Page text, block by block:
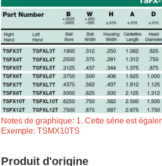
Notes de graphique: 1. Cette série est
Exemple: TSMX10TS
Produit d'origine